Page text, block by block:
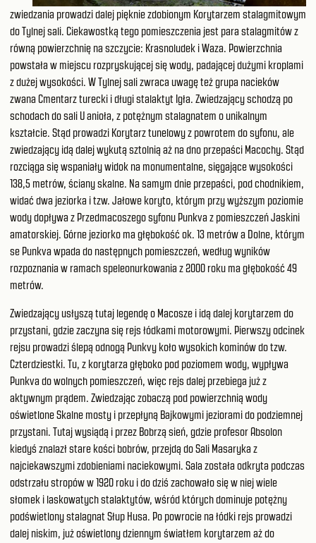
zwiedzania prowadzi dalej pięknie zdobionym Korytarzem stalagmitowym
do Tylnej sali. Ciekawostką tego pomieszczenia jest para stalagmitów z
równą powierzchnię na szczycie: Krasnoludek i Waza. Powierzchnia
powstała w miejscu rozpryskującej się wody, padającej dużymi kroplami
z dużej wysokości. W Tylnej sali zwraca uwagę też grupa nacieków
zwana Cmentarz turecki i długi stalaktyt Igła. Zwiedzający schodzą po
schodach do sali U anioła, z potężnym stalagnatem o unikalnym
kształcie. Stąd prowadzi Korytarz tunelowy z powrotem do syfonu, ale
zwiedzający idą dalej wykutą sztolnią aż na dno przepaści Macochy. Stąd
rozciąga się wspaniały widok na monumentalne, sięgające wysokości
138,5 metrów, ściany skalne. Na samym dnie przepaści, pod chodnikiem,
widać dwa jeziorka i tzw. Jałowe koryto, którym przy wyższym poziomie
wody dopływa z Przedmacoszego syfonu Punkva z pomieszczeń Jaskini
amatorskiej. Górne jeziorko ma głębokość ok. 13 metrów a Dolne, którym
se Punkva wpada do następnych pomieszczeń, według wyników
rozpoznania w ramach speleonurkowania z 2000 roku ma głębokość 49
metrów.
Zwiedzający usłyszą tutaj legendę o Macosze i idą dalej korytarzem do
przystani, gdzie zaczyna się rejs łódkami motorowymi. Pierwszy odcinek
rejsu prowadzi ślepą odnogą Punkvy koło wysokich kominów do tzw.
Czterdziestki. Tu, z korytarza głęboko pod poziomem wody, wypływa
Punkva do wolnych pomieszczeń, więc rejs dalej przebiega już z
aktywnym prądem. Zwiedzając zobaczą pod powierzchnią wody
oświetlone Skalne mosty i przepłyną Bajkowymi jeziorami do podziemnej
przystani. Tutaj wysiądą i przez Bobrzą sień, gdzie profesor Absolon
kiedyś znalazł stare kości bobrów, przejdą do Sali Masaryka z
najciekawszymi zdobieniami naciekowymi. Sala została odkryta podczas
odstrzału stropów w 1920 roku i do dziś zachowało się w niej wiele
słomek i laskowatych stalaktytów, wśród których dominuje potężny
podświetlony stalagnat Słup Husa. Po powrocie na łódki rejs prowadzi
dalej niskim, już oświetlony dziennym światłem korytarzem aż do